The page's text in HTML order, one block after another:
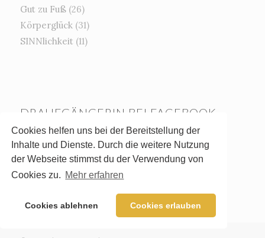
Cookies helfen uns bei der Bereitstellung der
Inhalte und Dienste. Durch die weitere Nutzung
der Webseite stimmst du der Verwendung von
Cookies zu. Mehr erfahren
Cookies ablehnen Cookies erlauben
Gut zu Fuß(26)
Körperglück(31)
SINNlichkeit (11)
DRAUFGÄNGERIN BEI FACEBOOK